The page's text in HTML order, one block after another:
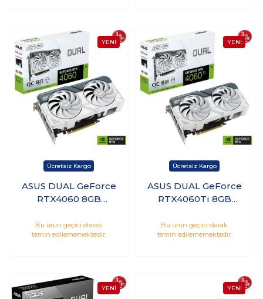
ASUS DUAL GeForce
RTX4060 8GB
Ekran Kartı DUAL-
RTX4060-O8G-
Bu ürün geçici olarak
temin edilememektedir.
ASUS DUAL GeForce
RTX4060Ti 8GB
128Bit Nvidia Ekran
Kartı DUAL-
Bu ürün geçici olarak
temin edilememektedir.